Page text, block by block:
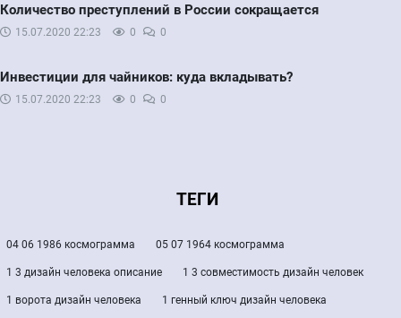
Количество преступлений в России сокращается
15.07.2020 22:23 0 0
Инвестиции для чайников: куда вкладывать?
15.07.2020 22:23 0 0
ТЕГИ
04 06 1986 космограмма 05 07 1964 космограмма
1 3 дизайн человека описание 1 3 совместимость дизайн человек
1 ворота дизайн человека 1 генный ключ дизайн человека